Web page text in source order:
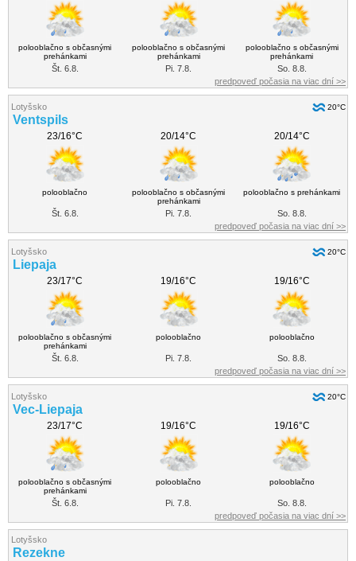
polooblačno s občasnými
prehánkami
polooblačno s občasnými
prehánkami
polooblačno s občasnými
prehánkami
Št. 6.8. Pi. 7.8.
So. 8.8.
predpoveď počasia na viac dní >>
Lotyšsko 20°C
Ventspils
23/16°C 20/14°C 20/14°C
polooblačno
polooblačno s občasnými
prehánkami
polooblačno s prehánkami
Št. 6.8. Pi. 7.8.
So. 8.8.
predpoveď počasia na viac dní >>
Lotyšsko 20°C
Liepaja
23/17°C 19/16°C 19/16°C
polooblačno s občasnými
prehánkami
polooblačno polooblačno
Št. 6.8. Pi. 7.8.
So. 8.8.
predpoveď počasia na viac dní >>
Lotyšsko 20°C
Vec-Liepaja
23/17°C 19/16°C 19/16°C
polooblačno s občasnými
prehánkami
polooblačno polooblačno
Št. 6.8. Pi. 7.8.
So. 8.8.
predpoveď počasia na viac dní >>
Lotyšsko
Rezekne